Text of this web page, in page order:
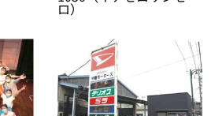
ロ）